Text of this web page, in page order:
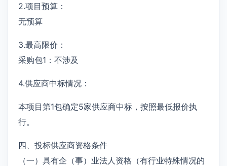
2.项目预算：
无预算
3.最高限价：
采购包1：不涉及
4.供应商中标情况：
本项目第1包确定5家供应商中标，按照最低报价执
行。
四、投标供应商资格条件
（一）具有企（事）业法人资格（有行业特殊情况的